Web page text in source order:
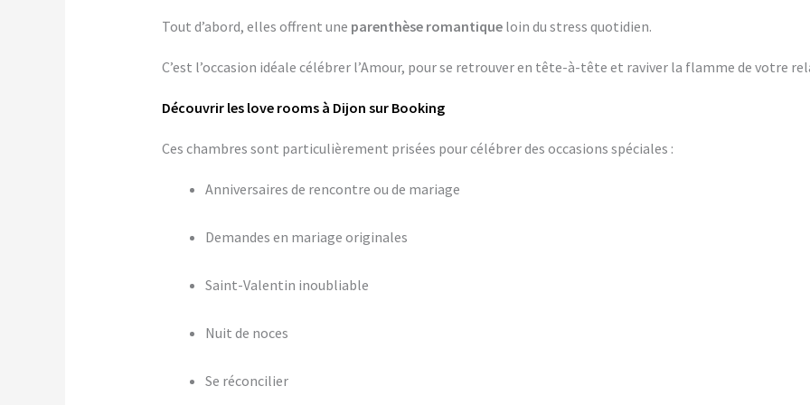
Tout d’abord, elles offrent une parenthèse romantiqueloin du stress quotidien.
C’est l’occasion idéale célébrer l’Amour, pour se retrouver en tête-à-tête et raviver la flamme de votre
Découvrir les love rooms à Dijon sur Booking
Ces chambres sont particulièrement prisées pour célébrer des occasions spéciales :
Anniversaires de rencontre ou de mariage
Demandes en mariage originales
Saint-Valentin inoubliable
Nuit de noces
Se réconcilier